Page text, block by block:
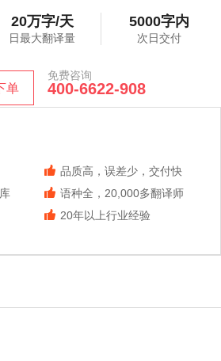
20万字/天
日最大翻译量
5000字内
次日交付
单
免费咨询
400-6622-908
品质高，误差少，交付快
语种全，20,000多翻译师
20年以上行业经验